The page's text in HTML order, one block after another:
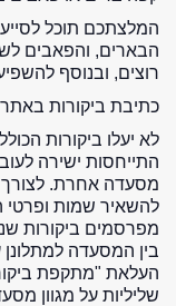
המלצתכם תוכל
הבארים, והפאבים
רוצים, ובנוסף
כתיבת ביקורות
לא יעלו ביקורות
התייחסות ישירה
מסעדה אחרת. לצורך
להשאיר שמות ופרטי
מפרסמים ביקורות
בין המסעדה
העלאת "מתקפת
שליליות על מגוון